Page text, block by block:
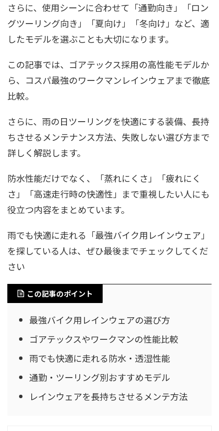
さらに、使用シーンに合わせて「通勤向き」「ロン
グツーリング向き」「夏向け」「冬向け」など、適
したモデルを選ぶことも大切になります。
この記事では、ゴアテックス採用の高性能モデルか
ら、コスパ最強のワークマンレインウェアまで徹底
比較。
さらに、雨の日ツーリングを快適にする装備、長持
ちさせるメンテナンス方法、失敗しない選び方まで
詳しく解説します。
防水性能だけでなく、「蒸れにくさ」「疲れにく
さ」「高速走行時の快適性」まで重視したい人にも
役立つ内容をまとめています。
雨でも快適に走れる「最強バイク用レインウェア」
を探している人は、ぜひ最後までチェックしてくだ
さい
この記事のポイント
最強バイク用レインウェアの選び方
ゴアテックスやワークマンの性能比較
雨でも快適に走れる防水・透湿性能
通勤・ツーリング別おすすめモデル
レインウェアを長持ちさせるメンテ方法